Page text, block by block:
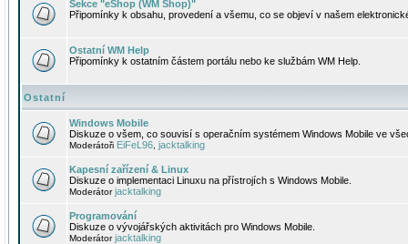
Sekce "eShop (WM Shop)"
Připomínky k obsahu, provedení a všemu, co se objeví v našem
Ostatní WM Help
Připomínky k ostatním částem portálu nebo ke službám WM Help.
Ostatní
Windows Mobile
Diskuze o všem, co souvisí s operačním systémem Windows Mobile ve
Moderátoři EiFeL96 jacktalking
Kapesní zařízení & Linux
Diskuze o implementaci Linuxu na přístrojích s Windows Mobile.
Moderátorjacktalking
Programování
Diskuze o vývojářských aktivitách pro Windows Mobile.
Moderátorjacktalking